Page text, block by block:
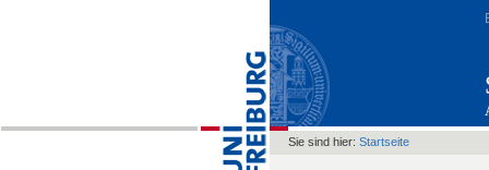
Sie sind hier: Startseite